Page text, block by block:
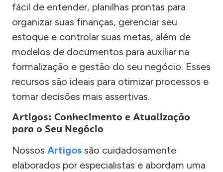
fácil de entender, planilhas prontas para
organizar suas finanças, gerenciar seu
estoque e controlar suas metas, além de
modelos de documentos para auxiliar na
formalização e gestão do seu negócio. Esses
recursos são ideais para otimizar processos e
tomar decisões mais assertivas.
Artigos: Conhecimento e Atualização
para o Seu Negócio
Nossos Artigos são cuidadosamente
elaborados por especialistas e abordam uma